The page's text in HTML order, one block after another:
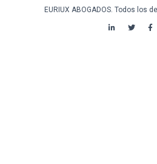
EURIUX ABOGADOS. Todos los